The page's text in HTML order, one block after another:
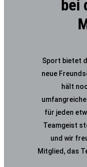
bei
Sport bietet
neue
hält
für jeden
Teamgeist
und wir
Mitglied, das